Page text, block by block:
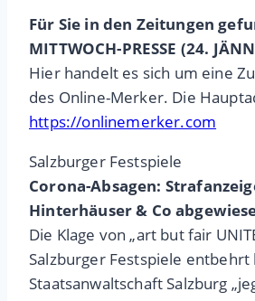
Für Sie in den Zeitungen
MITTWOCH-PRESSE (24.
Hier handelt es sich um eine
des Online-Merker. Die
https://onlinemerker.com
Salzburger Festspiele
Corona-Absagen:
Hinterhäuser & Co
Die Klage von „art but fair
Salzburger Festspiele entbehrt
Staatsanwaltschaft Salzburg